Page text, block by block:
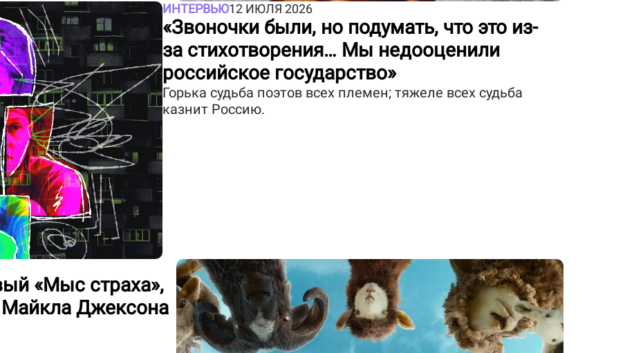
ИНТЕРВЬЮ12 ИЮЛЯ 2026
«Звоночки были, но подумать, что это из-
за стихотворения… Мы недооценили
российское государство»
Горька судьба поэтов всех племен; тяжеле всех судьба
казнит Россию.
«Мыс страха»,
Джексона